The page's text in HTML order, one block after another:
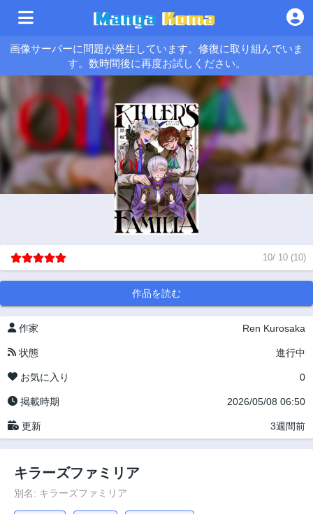
画像サーバーに問題が発生しています。修復に取り組んでいま
す。数時間後に再度お試しください。
10/ 10 (10)
作品を読む
作家 Ren Kurosaka
状態 進行中
お気に入り 0
掲載時期 2026/05/08 06:50
更新 3週間前
キラーズファミリア
別名: キラーズファミリア